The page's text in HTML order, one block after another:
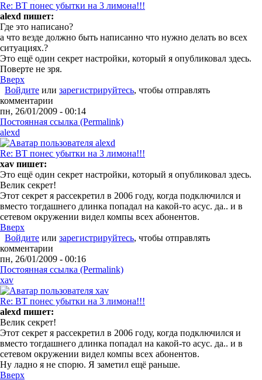
Re: ВТ понес убытки на 3 лимона!!!
alexd пишет:
Где это написано?
а что везде должно быть написанно что нужно делать во всех
ситуациях.?
Это ещё один секрет настройки, который я опубликовал здесь.
Поверте не зря.
Вверх
Войдите или зарегистрируйтесь, чтобы отправлять
комментарии
пн, 26/01/2009 - 00:14
Постоянная ссылка (Permalink)
alexd
Re: ВТ понес убытки на 3 лимона!!!
xav пишет:
Это ещё один секрет настройки, который я опубликовал здесь.
Велик секрет!
Этот секрет я рассекретил в 2006 году, когда подключился и
вместо тогдашнего длинка попадал на какой-то асус. да.. и в
сетевом окружении видел компы всех абонентов.
Вверх
Войдите или зарегистрируйтесь, чтобы отправлять
комментарии
пн, 26/01/2009 - 00:16
Постоянная ссылка (Permalink)
xav
Re: ВТ понес убытки на 3 лимона!!!
alexd пишет:
Велик секрет!
Этот секрет я рассекретил в 2006 году, когда подключился и
вместо тогдашнего длинка попадал на какой-то асус. да.. и в
сетевом окружении видел компы всех абонентов.
Ну ладно я не спорю. Я заметил ещё раньше.
Вверх